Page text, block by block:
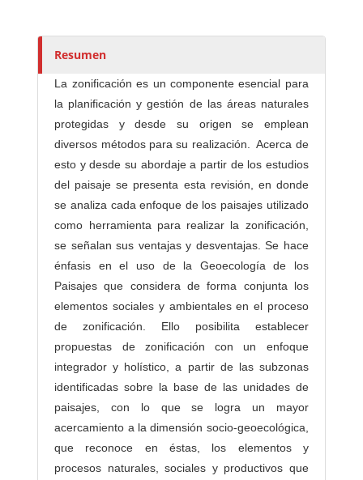
s
Resumen
La zonificación es un componente esencial para
la planificación y gestión de las áreas naturales
protegidas y desde su origen se emplean
diversos métodos para su realización. Acerca de
esto y desde su abordaje a partir de los estudios
del paisaje se presenta esta revisión, en donde
se analiza cada enfoque de los paisajes utilizado
como herramienta para realizar la zonificación,
se señalan sus ventajas y desventajas. Se hace
énfasis en el uso de la Geoecología de los
Paisajes que considera de forma conjunta los
elementos sociales y ambientales en el proceso
de zonificación. Ello posibilita establecer
propuestas de zonificación con un enfoque
integrador y holístico, a partir de las subzonas
identificadas sobre la base de las unidades de
paisajes, con lo que se logra un mayor
acercamiento a la dimensión socio-geoecológica,
que reconoce en éstas, los elementos y
procesos naturales, sociales y productivos que